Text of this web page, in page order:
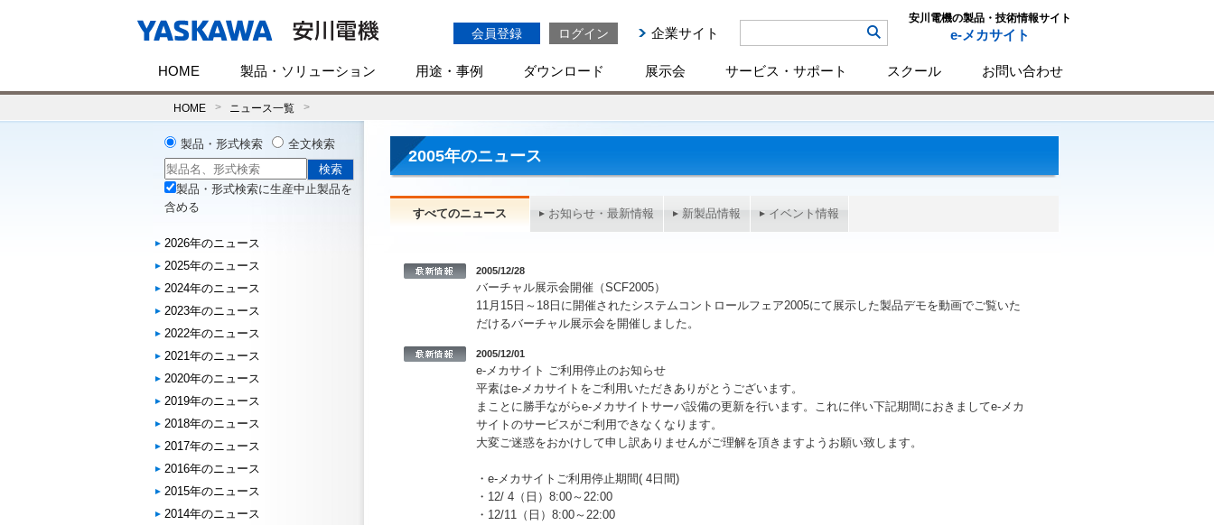
会員登録 ログイン 企業サイト
安川電機の製品・技術情報サイト
e-メカサイト
HOME 製品・ソリューション 用途・事例 ダウンロード 展示会 サービス・サポート スクール お問い合わせ
HOME ニュース一覧
2005年のニュース
すべてのニュース お知らせ・最新情報 新製品情報 イベント情報
2005/12/28
バーチャル展示会開催（SCF2005）
11月15日～18日に開催されたシステムコントロールフェア2005にて展示した製品デモを動画でご覧いた
だけるバーチャル展示会を開催しました。
2005/12/01
e-メカサイト ご利用停止のお知らせ
平素はe-メカサイトをご利用いただきありがとうございます。
まことに勝手ながらe-メカサイトサーバ設備の更新を行います。これに伴い下記期間におきましてe-メカ
サイトのサービスがご利用できなくなります。
大変ご迷惑をおかけして申し訳ありませんがご理解を頂きますようお願い致します。
・e-メカサイトご利用停止期間( 4日間)
・12/ 4（日）8:00～22:00
・12/11（日）8:00～22:00
製品・形式検索 全文検索
製品・形式検索に生産中止製品を
含める
2026年のニュース
2025年のニュース
2024年のニュース
2023年のニュース
2022年のニュース
2021年のニュース
2020年のニュース
2019年のニュース
2018年のニュース
2017年のニュース
2016年のニュース
2015年のニュース
2014年のニュース